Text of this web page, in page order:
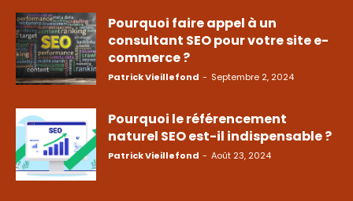
Pourquoi faire appel à un
consultant SEO pour votre site e-
commerce ?
Patrick Vieillefond - Septembre 2, 2024
Pourquoi le référencement
naturel SEO est-il indispensable ?
Patrick Vieillefond - Août 23, 2024